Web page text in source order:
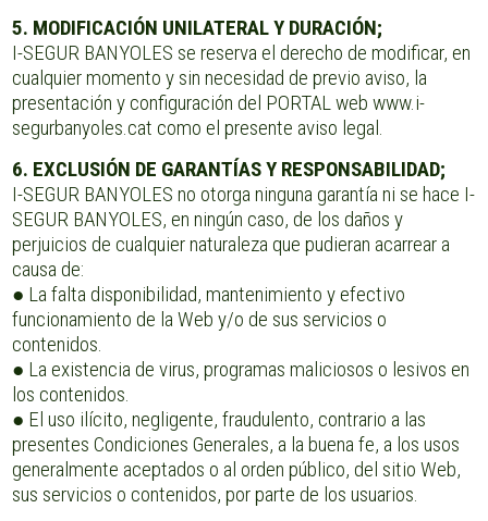
5. MODIFICACIÓN UNILATERAL Y DURACIÓN;
I-SEGUR BANYOLES se reserva el derecho de modificar, en
cualquier momento y sin necesidad de previo aviso, la
presentación y configuración del PORTAL web www.i-
segurbanyoles.cat como el presente aviso legal.
6. EXCLUSIÓN DE GARANTÍAS Y RESPONSABILIDAD;
I-SEGUR BANYOLES no otorga ninguna garantía ni se hace I-
SEGUR BANYOLES, en ningún caso, de los daños y
perjuicios de cualquier naturaleza que pudieran acarrear a
causa de:
● La falta disponibilidad, mantenimiento y efectivo
funcionamiento de la Web y/o de sus servicios o
contenidos.
● La existencia de virus, programas maliciosos o lesivos en
los contenidos.
● El uso ilícito, negligente, fraudulento, contrario a las
presentes Condiciones Generales, a la buena fe, a los usos
generalmente aceptados o al orden público, del sitio Web,
sus servicios o contenidos, por parte de los usuarios.